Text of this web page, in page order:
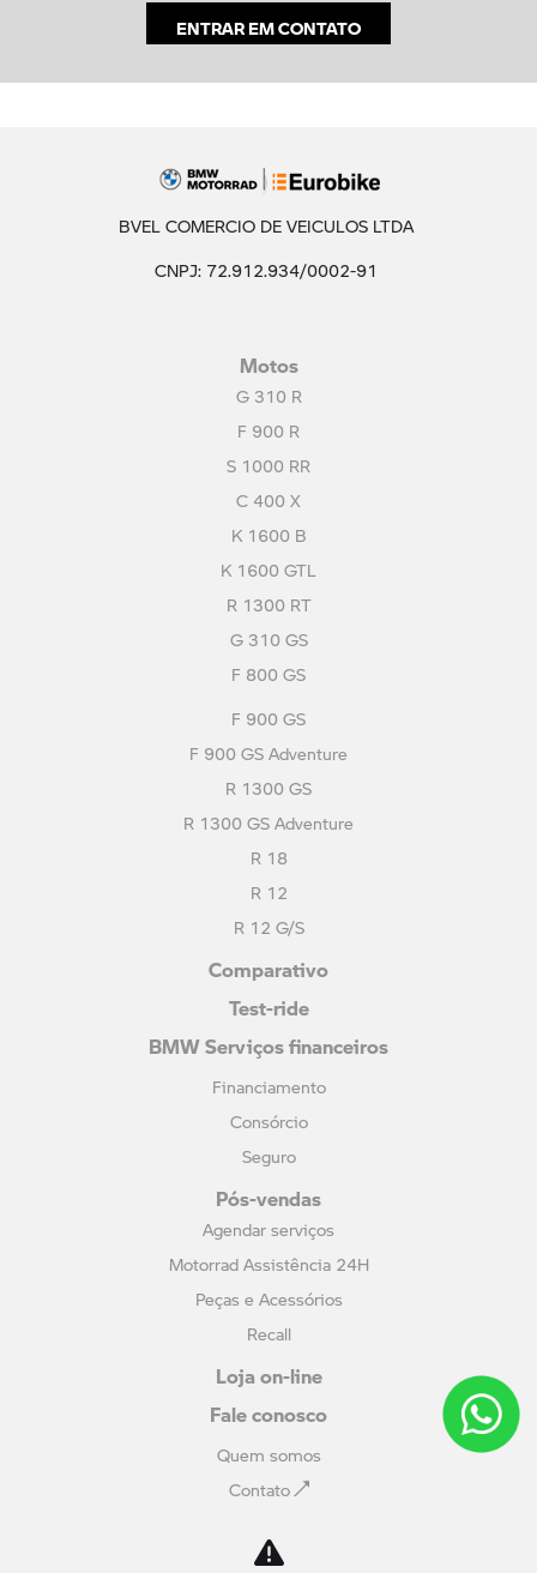
ENTRAR EM CONTATO
BVEL COMERCIO DE VEICULOS LTDA
CNPJ: 72.912.934/0002-91
Motos
G 310 R
F 900 R
S 1000 RR
C 400 X
K 1600 B
K 1600 GTL
R 1300 RT
G 310 GS
F 800 GS
F 900 GS
F 900 GS Adventure
R 1300 GS
R 1300 GS Adventure
R 18
R 12
R 12 G/S
Comparativo
Test-ride
BMW Serviços financeiros
Financiamento
Consórcio
Seguro
Pós-vendas
Agendar serviços
Motorrad Assistência 24H
Peças e Acessórios
Recall
Loja on-line
Fale conosco
Quem somos
Contato
Política de privacidade